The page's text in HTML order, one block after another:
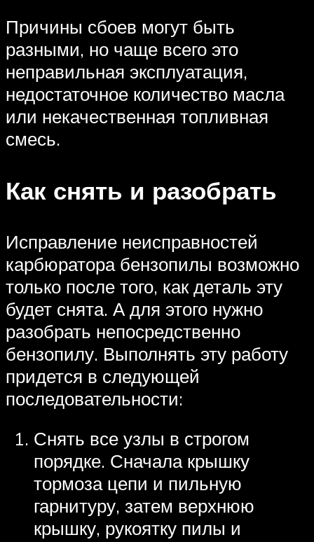
Причины сбоев могут быть
разными, но чаще всего это
неправильная эксплуатация,
недостаточное количество масла
или некачественная топливная
смесь.
Как снять и разобрать
Исправление неисправностей
карбюратора бензопилы возможно
только после того, как деталь эту
будет снята. А для этого нужно
разобрать непосредственно
бензопилу. Выполнять эту работу
придется в следующей
последовательности:
Снять все узлы в строгом
порядке. Сначала крышку
тормоза цепи и пильную
гарнитуру, затем верхнюю
крышку, рукоятку пилы и